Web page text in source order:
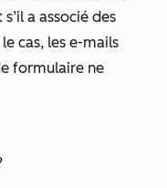
a associé des
cas, les e-mails
formulaire ne